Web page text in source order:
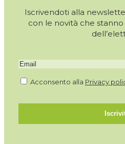
Iscrivendoti alla
con le novità che
Acconsento alla Privacy